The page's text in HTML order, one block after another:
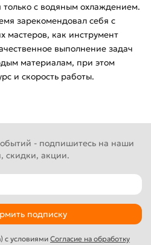
с водяным охлаждением.
зарекомендовал себя с
мастеров, как инструмент
выполнение задач
материалам, при этом
и скорость работы.
- подпишитесь на наши
скидки, акции.
подписку
с условиями Согласие на обработку